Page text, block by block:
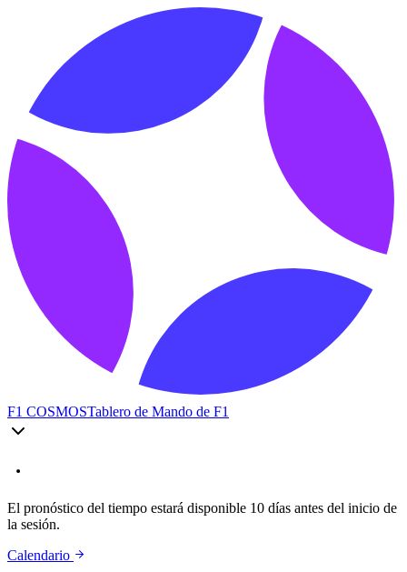
F1 COSMOSTablero de Mando de F1
El pronóstico del tiempo estará disponible 10 días antes del inicio de
la sesión.
Calendario